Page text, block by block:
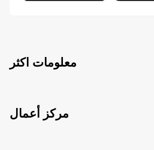
معلومات اكثر
مركز أعمال